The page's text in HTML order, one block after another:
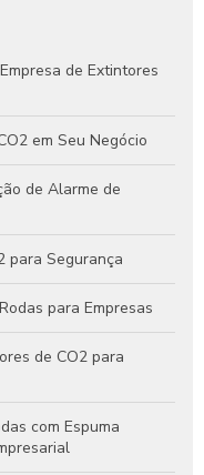
4kg para Proteção
de Extintores
em Seu Negócio
de Alarme de
para Segurança
para Empresas
de CO2 para
com Espuma